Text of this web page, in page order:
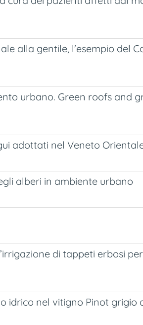
alla gentile, l'esempio del
urbano. Green roofs and
adottati nel Veneto
alberi in ambiente urbano
di tappeti erbosi
idrico nel vitigno Pinot grigio